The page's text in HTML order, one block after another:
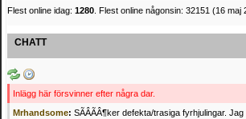
Flest online idag: 1280 . Flest online någonsin: 32151 (16 maj
CHATT
Inlägg här försvinner efter några dar.
Mrhandsome: SÃÂÃÂ¶ker defekta/trasiga fyrhjulingar.